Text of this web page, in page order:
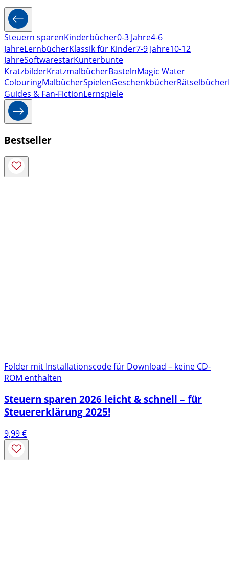
Steuern sparenKinderbücher0-3 Jahre4-6
JahreLernbücherKlassik für Kinder7-9 Jahre10-12
JahreSoftwarestarKunterbunte
KratzbilderKratzmalbücherBastelnMagic Water
ColouringMalbücherSpielenGeschenkbücherRätselbücher
Guides & Fan-FictionLernspiele
Bestseller
Folder mit Installationscode für Download – keine CD-
ROM enthalten
Steuern sparen 2026 leicht & schnell – für
Steuererklärung 2025!
9,99€